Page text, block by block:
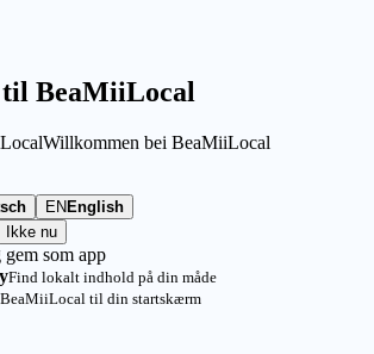
BeaMiiLocal
Willkommen bei BeaMiiLocal
EN English
Ikke nu
som app
Find lokalt indhold på din måde
til din startskærm